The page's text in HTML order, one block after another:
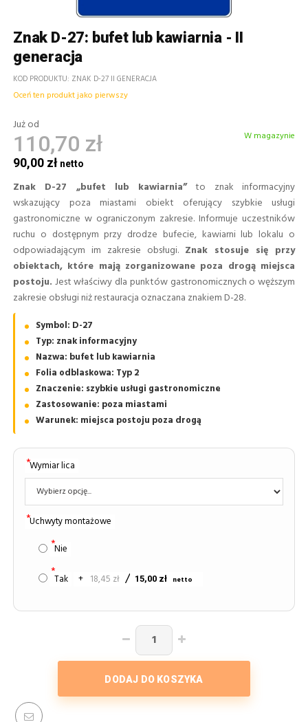
Znak D-27: bufet lub kawiarnia - II
generacja
KOD PRODUKTU ZNAK D-27 II GENERACJA
Oceń ten produkt jako pierwszy
Już od
110,70 zł
90,00 zł
W magazynie
Znak D-27 „bufet lub kawiarnia”to znak informacyjny
wskazujący poza miastami obiekt oferujący szybkie usługi
gastronomiczne w ograniczonym zakresie. Informuje uczestników
ruchu o dostępnym przy drodze bufecie, kawiarni lub lokalu o
odpowiadającym im zakresie obsługi. Znak stosuje się przy
obiektach, które mają zorganizowane poza drogą miejsca
postoju. Jest właściwy dla punktów gastronomicznych o węższym
zakresie obsługi niż restauracja oznaczana znakiem D-28.
Symbol: D-27
Typ: znak informacyjny
Nazwa: bufet lub kawiarnia
Folia odblaskowa: Typ 2
Znaczenie: szybkie usługi gastronomiczne
Zastosowanie: poza miastami
Warunek: miejsca postoju poza drogą
Wymiar lica
Uchwyty montażowe
Nie
Tak + 18,45 zł 15,00 zł
DODAJ DO KOSZYKA